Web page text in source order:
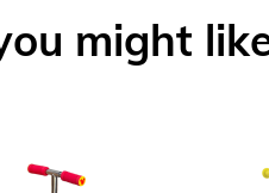
might